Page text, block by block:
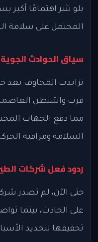
بلو تثير اهتمامًا أكبر
المحتمل على سلامة
سياق الحوادث
مما دفع الجهات
السلامة ومراقبة
ردود فعل شركات
حتى الآن، لم تصدر
على الحادث، بينما
تحقيقها لتحديد